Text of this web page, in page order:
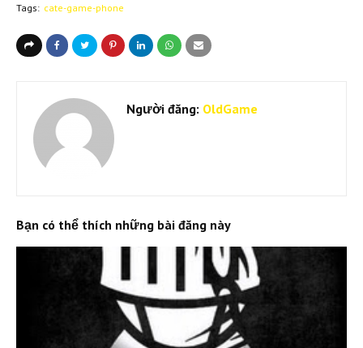
Tags: cate-game-phone
Người đăng: OldGame
Bạn có thể thích những bài đăng này